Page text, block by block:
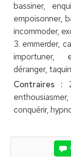
bassiner,
empoisonner,
incommoder,
3. emmerder,
importuner,
déranger,
Contraires :
conquérir,